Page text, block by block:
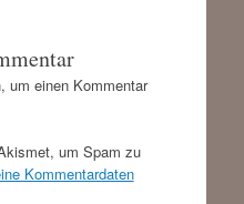
um einen Kommentar
um Spam zu
Kommentardaten